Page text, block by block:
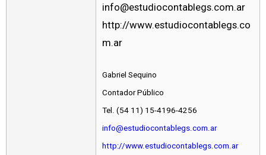
info@estudiocontablegs.com.ar
http://www.estudiocontablegs.co
m.ar
Gabriel Sequino
Contador Público
Tel. (54 11) 15-4196-4256
info@estudiocontablegs.com.ar
http://www.estudiocontablegs.com.ar